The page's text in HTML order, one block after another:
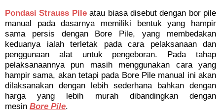
Pondasi Strauss Pileatau biasa disebut dengan bor pile
manual pada dasarnya memiliki bentuk yang hampir
sama persis dengan Bore Pile, yang membedakan
keduanya ialah terletak pada cara pelaksanaan dan
penggunaan alat untuk pengeboran. Pada tahap
pelaksanaannya pun masih menggunakan cara yang
hampir sama, akan tetapi pada Bore Pile manual ini akan
dilaksanakan dengan lebih sederhana bahkan dengan
harga yang lebih murah dibandingkan dengan
mesin Bore Pile.